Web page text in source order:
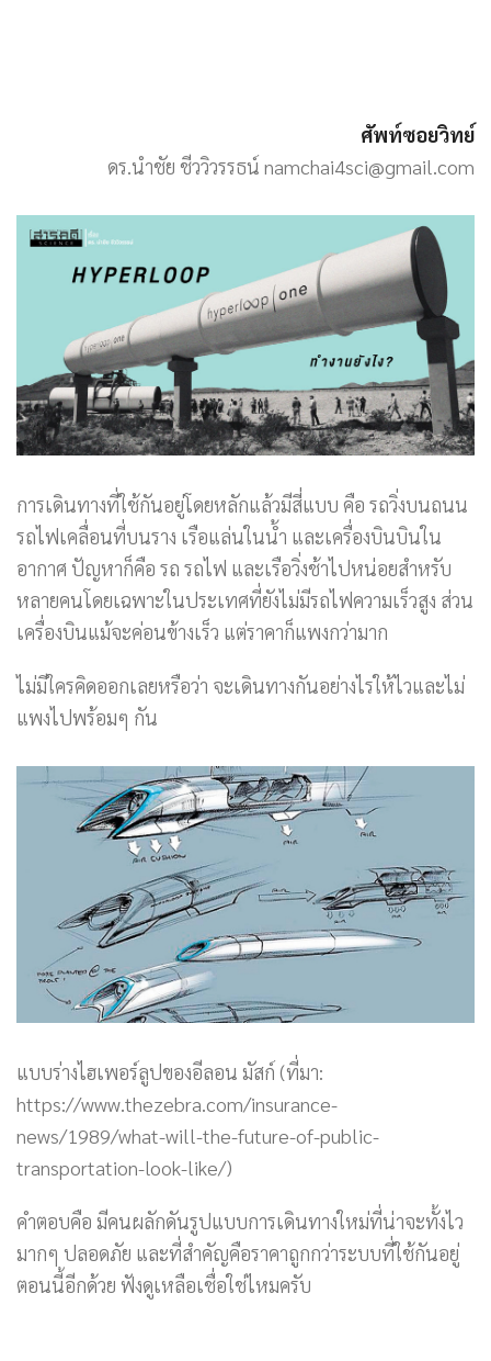
ศัพท์ซอยวิทย์
ดร.นำชัย ชีววิวรรธน์ namchai4sci@gmail.com
การเดินทางที่ใช้กันอยู่โดยหลักแล้วมีสี่แบบ คือ รถวิ่งบนถนน
รถไฟเคลื่อนที่บนราง เรือแล่นในน้ำ และเครื่องบินบินใน
อากาศ ปัญหาก็คือ รถ รถไฟ และเรือวิ่งช้าไปหน่อยสำหรับ
หลายคนโดยเฉพาะในประเทศที่ยังไม่มีรถไฟความเร็วสูง ส่วน
เครื่องบินแม้จะค่อนข้างเร็ว แต่ราคาก็แพงกว่ามาก
ไม่มีใครคิดออกเลยหรือว่า จะเดินทางกันอย่างไรให้ไวและไม่
แพงไปพร้อมๆ กัน
แบบร่างไฮเพอร์ลูปของอีลอน มัสก์ (ที่มา:
https://www.thezebra.com/insurance-
news/1989/what-will-the-future-of-public-
transportation-look-like/)
คำตอบคือ มีคนผลักดันรูปแบบการเดินทางใหม่ที่น่าจะทั้งไว
มากๆ ปลอดภัย และที่สำคัญคือราคาถูกกว่าระบบที่ใช้กันอยู่
ตอนนี้อีกด้วย ฟังดูเหลือเชื่อใช่ไหมครับ